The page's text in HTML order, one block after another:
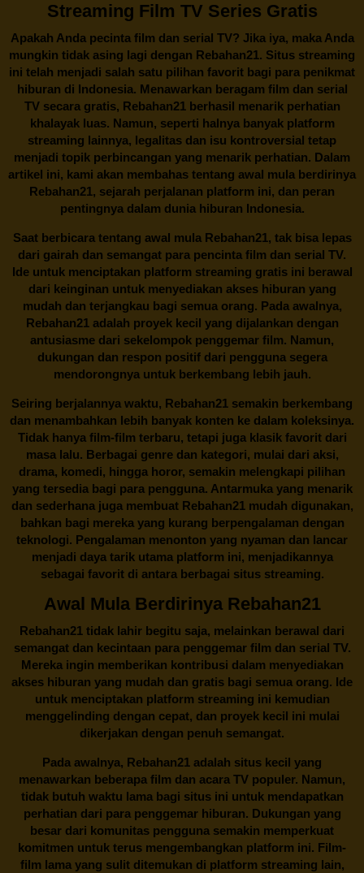
Streaming Film TV Series Gratis
Apakah Anda pecinta film dan serial TV? Jika iya, maka Anda
mungkin tidak asing lagi dengan Rebahan21. Situs streaming
ini telah menjadi salah satu pilihan favorit bagi para penikmat
hiburan di Indonesia. Menawarkan beragam film dan serial
TV secara gratis, Rebahan21berhasil menarik perhatian
khalayak luas. Namun, seperti halnya banyak platform
streaming lainnya, legalitas dan isu kontroversial tetap
menjadi topik perbincangan yang menarik perhatian. Dalam
artikel ini, kami akan membahas tentang awal mula berdirinya
Rebahan21, sejarah perjalanan platform ini, dan peran
pentingnya dalam dunia hiburan Indonesia.
Saat berbicara tentang awal mula Rebahan21, tak bisa lepas
dari gairah dan semangat para pencinta film dan serial TV.
Ide untuk menciptakan platform streaming gratis ini berawal
dari keinginan untuk menyediakan akses hiburan yang
mudah dan terjangkau bagi semua orang. Pada awalnya,
Rebahan21 adalah proyek kecil yang dijalankan dengan
antusiasme dari sekelompok penggemar film. Namun,
dukungan dan respon positif dari pengguna segera
mendorongnya untuk berkembang lebih jauh.
Seiring berjalannya waktu, Rebahan21 semakin berkembang
dan menambahkan lebih banyak konten ke dalam koleksinya.
Tidak hanya film-film terbaru, tetapi juga klasik favorit dari
masa lalu. Berbagai genre dan kategori, mulai dari aksi,
drama, komedi, hingga horor, semakin melengkapi pilihan
yang tersedia bagi para pengguna. Antarmuka yang menarik
dan sederhana juga membuatRebahan21mudah digunakan,
bahkan bagi mereka yang kurang berpengalaman dengan
teknologi. Pengalaman menonton yang nyaman dan lancar
menjadi daya tarik utama platform ini, menjadikannya
sebagai favorit di antara berbagai situs streaming.
Awal Mula Berdirinya Rebahan21
Rebahan21 tidak lahir begitu saja, melainkan berawal dari
semangat dan kecintaan para penggemar film dan serial TV.
Mereka ingin memberikan kontribusi dalam menyediakan
akses hiburan yang mudah dan gratis bagi semua orang. Ide
untuk menciptakan platform streaming ini kemudian
menggelinding dengan cepat, dan proyek kecil ini mulai
dikerjakan dengan penuh semangat.
Pada awalnya, Rebahan21 adalah situs kecil yang
menawarkan beberapa film dan acara TV populer. Namun,
tidak butuh waktu lama bagi situs ini untuk mendapatkan
perhatian dari para penggemar hiburan. Dukungan yang
besar dari komunitas pengguna semakin memperkuat
komitmen untuk terus mengembangkan platform ini. Film-
film lama yang sulit ditemukan di platform streaming lain,